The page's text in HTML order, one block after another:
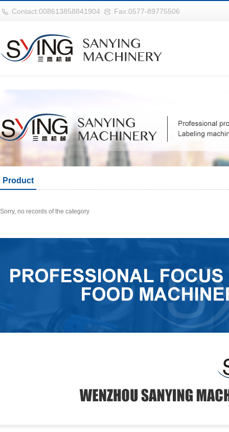
世界杯官网|世界杯官网入口|世界杯竞彩网址|2026世界杯在线平台
Contact:008613858841904 Fax:0577-89775506
Product
Sorry, no records of the category